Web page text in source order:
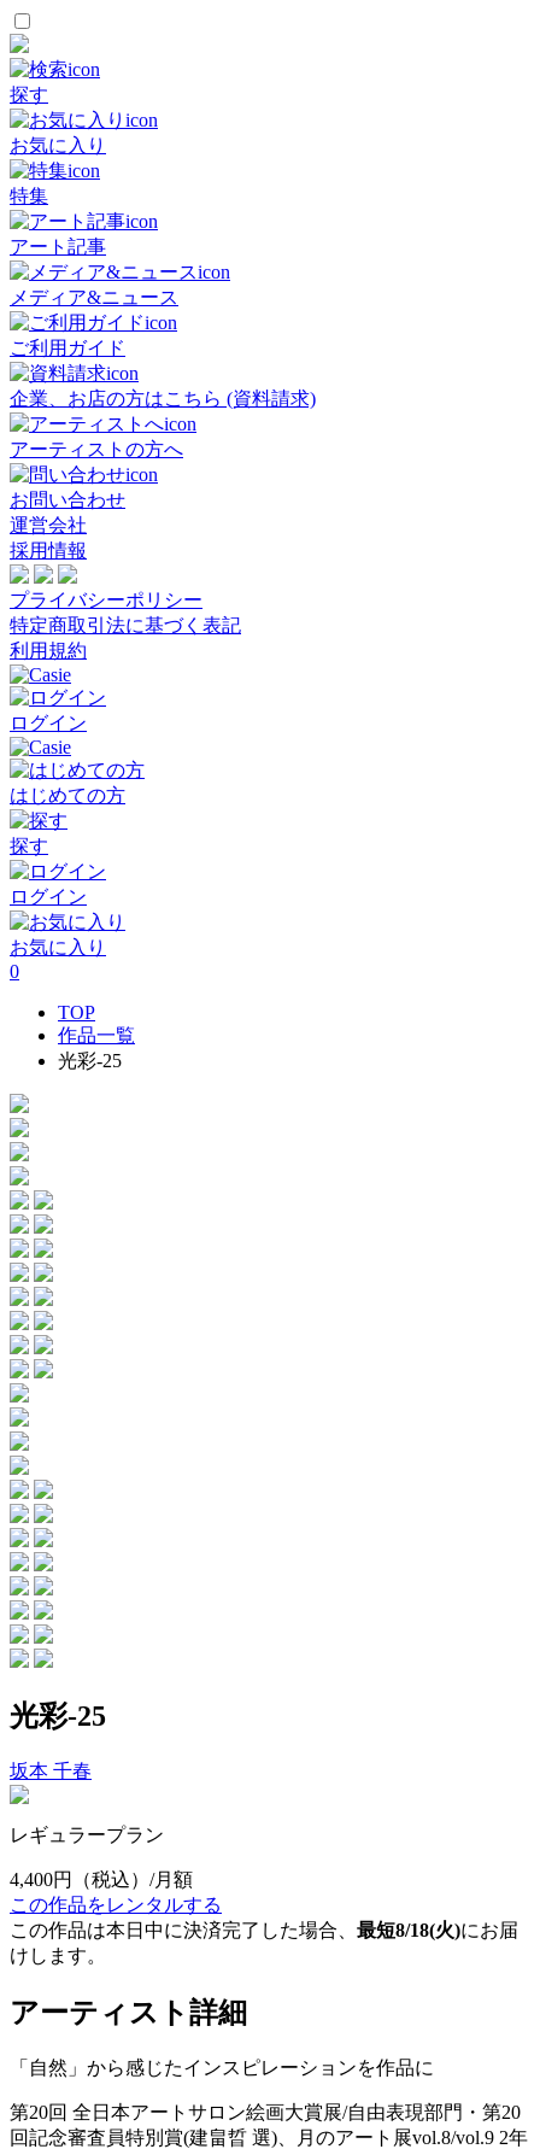
探す
お気に入り
特集
アート記事
メディア&ニュース
ご利用ガイド
企業、お店の方はこちら (資料請求)
アーティストの方へ
お問い合わせ
運営会社
採用情報
プライバシーポリシー
特定商取引法に基づく表記
利用規約
ログイン
はじめての方
探す
ログイン
お気に入り
0
TOP
作品一覧
光彩-25
光彩-25
坂本 千春
レギュラープラン
4,400円
（税込）/月額
この作品をレンタルする
この作品は本日中に決済完了した場合、 最短8/18(火)にお届
けします。
アーティスト詳細
「自然」から感じたインスピレーションを作品に
第20回 全日本アートサロン絵画大賞展/自由表現部門・第20
回記念審査員特別賞(建畠晢 選)、月のアート展vol.8/vol.9 2年